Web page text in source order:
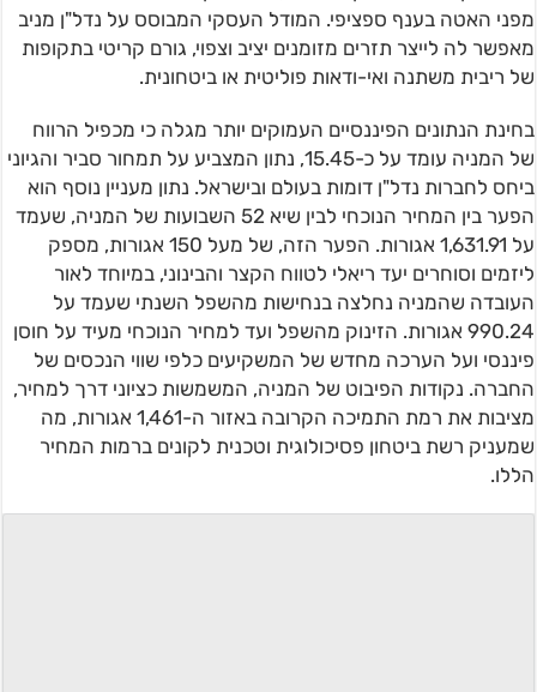
מפני האטה בענף ספציפי. המודל העסקי המבוסס על נדל"ן מניב
מאפשר לה לייצר תזרים מזומנים יציב וצפוי, גורם קריטי בתקופות
של ריבית משתנה ואי-ודאות פוליטית או ביטחונית.
בחינת הנתונים הפיננסיים העמוקים יותר מגלה כי מכפיל הרווח
של המניה עומד על כ-15.45, נתון המצביע על תמחור סביר והגיוני
ביחס לחברות נדל"ן דומות בעולם ובישראל. נתון מעניין נוסף הוא
הפער בין המחיר הנוכחי לבין שיא 52 השבועות של המניה, שעמד
על 1,631.91 אגורות. הפער הזה, של מעל 150 אגורות, מספק
ליזמים וסוחרים יעד ריאלי לטווח הקצר והבינוני, במיוחד לאור
העובדה שהמניה נחלצה בנחישות מהשפל השנתי שעמד על
990.24 אגורות. הזינוק מהשפל ועד למחיר הנוכחי מעיד על חוסן
פיננסי ועל הערכה מחדש של המשקיעים כלפי שווי הנכסים של
החברה. נקודות הפיבוט של המניה, המשמשות כציוני דרך למחיר,
מציבות את רמת התמיכה הקרובה באזור ה-1,461 אגורות, מה
שמעניק רשת ביטחון פסיכולוגית וטכנית לקונים ברמות המחיר
הללו.